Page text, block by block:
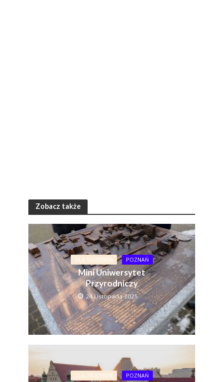
Zobacz także
DLA STUDENTA POZNAŃ
Mini Uniwersytet
Przyrodniczy
24 Listopada 2025
DLA STUDENTA POZNAŃ